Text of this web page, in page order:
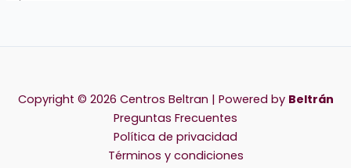
Copyright © 2026 Centros Beltran | Powered by Beltrán
Preguntas Frecuentes
Política de privacidad
Términos y condiciones